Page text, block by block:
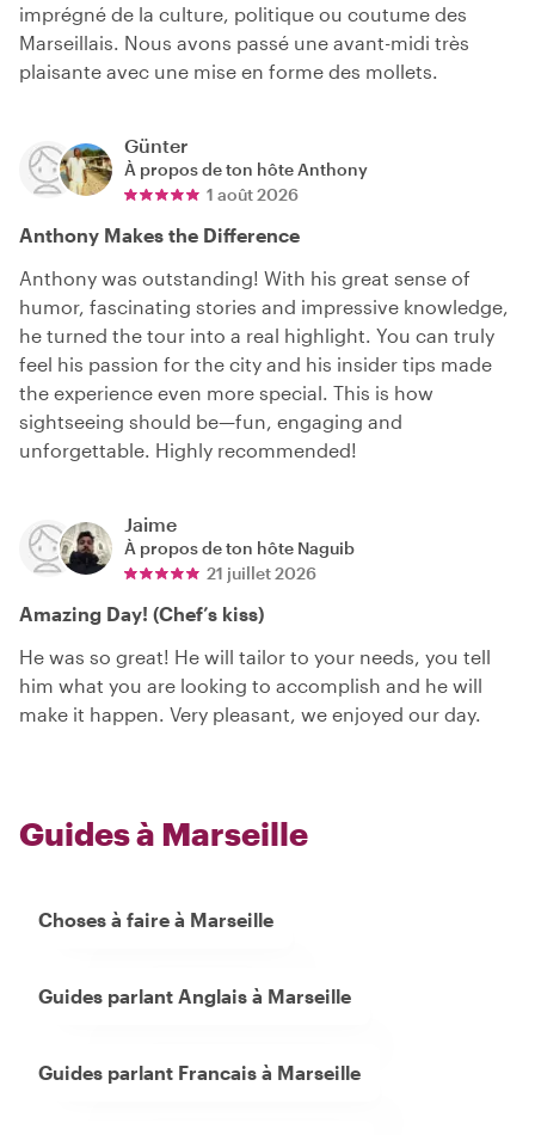
imprégné de la culture, politique ou coutume des
Marseillais. Nous avons passé une avant-midi très
plaisante avec une mise en forme des mollets.
Günter
À propos de ton hôte Anthony
1 août 2026
Anthony Makes the Difference
Anthony was outstanding! With his great sense of
humor, fascinating stories and impressive knowledge,
he turned the tour into a real highlight. You can truly
feel his passion for the city and his insider tips made
the experience even more special. This is how
sightseeing should be—fun, engaging and
unforgettable. Highly recommended!
Jaime
À propos de ton hôte Naguib
21 juillet 2026
Amazing Day! (Chef’s kiss)
He was so great! He will tailor to your needs, you tell
him what you are looking to accomplish and he will
make it happen. Very pleasant, we enjoyed our day.
Guides à Marseille
Choses à faire à Marseille
Guides parlant Anglais à Marseille
Guides parlant Francais à Marseille